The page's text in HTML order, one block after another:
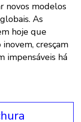
novos modelos
As
hoje que
cresçam
impensáveis há